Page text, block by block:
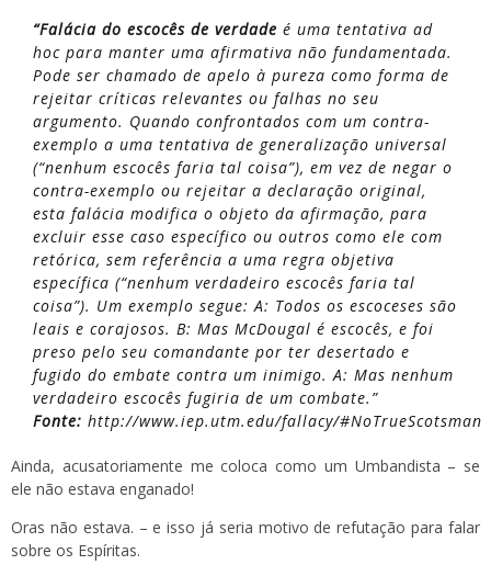
“Falácia do escocês de verdade é uma tentativa ad
hoc para manter uma afirmativa não fundamentada.
Pode ser chamado de apelo à pureza como forma de
rejeitar críticas relevantes ou falhas no seu
argumento. Quando confrontados com um contra-
exemplo a uma tentativa de generalização universal
(“nenhum escocês faria tal coisa”), em vez de negar o
contra-exemplo ou rejeitar a declaração original,
esta falácia modifica o objeto da afirmação, para
excluir esse caso específico ou outros como ele com
retórica, sem referência a uma regra objetiva
específica (“nenhum verdadeiro escocês faria tal
coisa”). Um exemplo segue:A: Todos os escoceses são
leais e corajosos. B: Mas McDougal é escocês, e foi
preso pelo seu comandante por ter desertado e
fugido do embate contra um inimigo. A: Mas nenhum
verdadeiro escocês fugiria de um combate.”
Fonte: http://www.iep.utm.edu/fallacy/#NoTrueScotsman
Ainda, acusatoriamente me coloca como um Umbandista – se
ele não estava enganado!
Oras não estava. – e isso já seria motivo de refutação para falar
sobre os Espíritas.